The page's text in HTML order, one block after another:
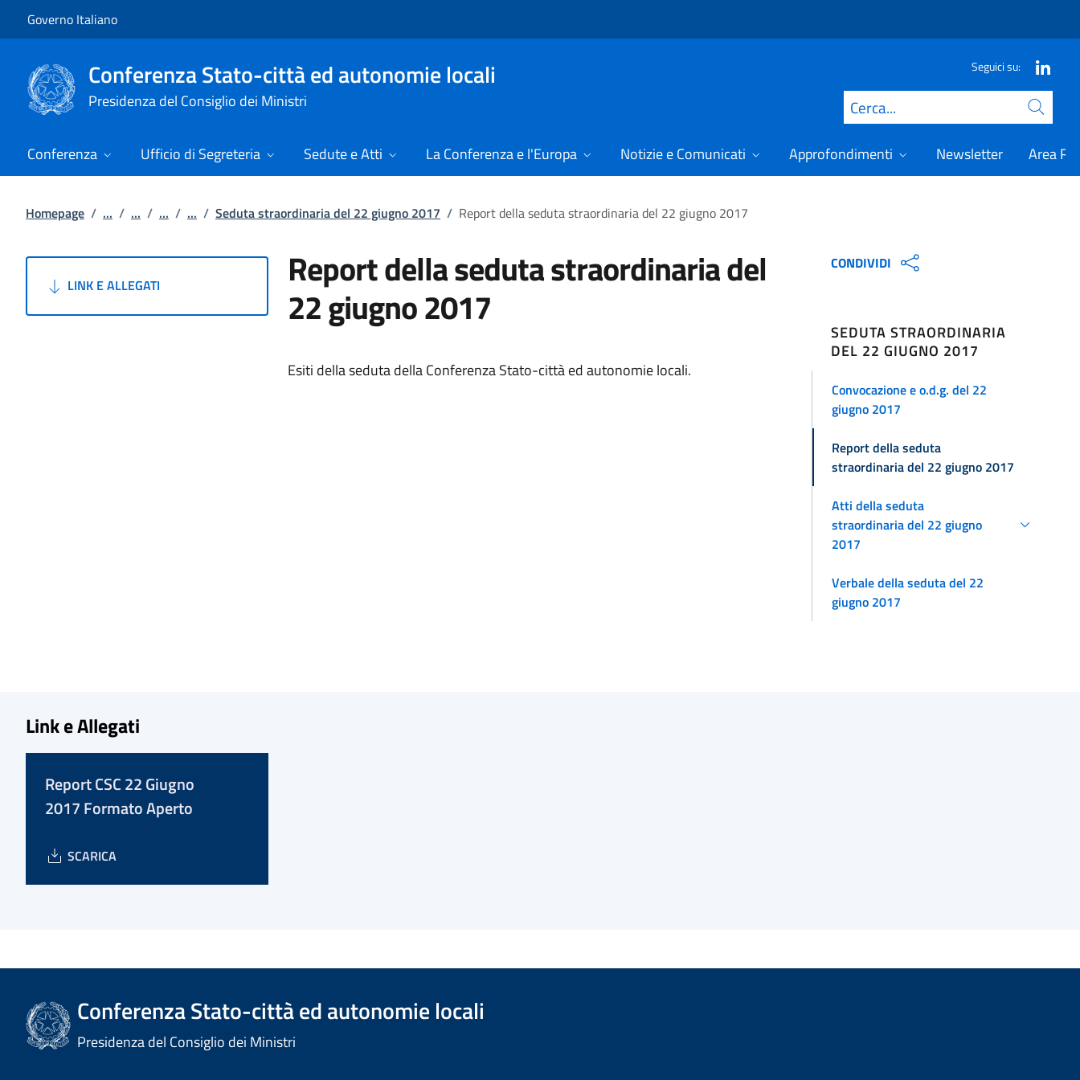
Governo Italiano
Conferenza Stato-città ed autonomie locali
Presidenza del Consiglio dei Ministri
Seguici su:
Cerca
Conferenza Ufficio di Segreteria Sedute e Atti La Conferenza e l'Europa Notizie e Comunicati Approfondimenti Newsletter Area
Homepage / ... / ... / ... / ... / Seduta straordinaria del 22 giugno 2017 / Report della seduta straordinaria del 22 giugno 2017
LINK E ALLEGATI Report della seduta straordinaria del
22 giugno 2017
Esiti della seduta della Conferenza Stato-città ed autonomie locali.
CONDIVIDI
SEDUTA STRAORDINARIA
DEL 22 GIUGNO 2017
Convocazione e o.d.g. del 22
giugno 2017
Report della seduta
straordinaria del 22 giugno 2017
Atti della seduta
straordinaria del 22 giugno
2017
Verbale della seduta del 22
giugno 2017
Link e Allegati
Report CSC 22 Giugno
2017 Formato Aperto
SCARICA
Conferenza Stato-città ed autonomie locali
Presidenza del Consiglio dei Ministri